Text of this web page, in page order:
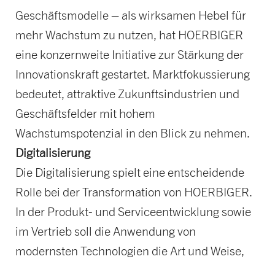
Geschäftsmodelle – als wirksamen Hebel für
mehr Wachstum zu nutzen, hat HOERBIGER
eine konzernweite Initiative zur Stärkung der
Innovationskraft gestartet. Marktfokussierung
bedeutet, attraktive Zukunftsindustrien und
Geschäftsfelder mit hohem
Wachstumspotenzial in den Blick zu nehmen.
Digitalisierung
Die Digitalisierung spielt eine entscheidende
Rolle bei der Transformation von HOERBIGER.
In der Produkt- und Serviceentwicklung sowie
im Vertrieb soll die Anwendung von
modernsten Technologien die Art und Weise,